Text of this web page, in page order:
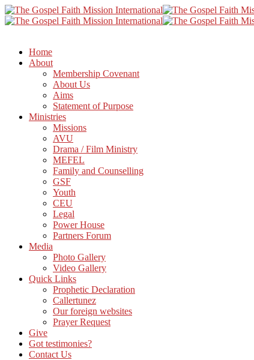
Home
About
Membership Covenant
About Us
Aims
Statement of Purpose
Ministries
Missions
AVU
Drama / Film Ministry
MEFEL
Family and Counselling
GSF
Youth
CEU
Legal
Power House
Partners Forum
Media
Photo Gallery
Video Gallery
Quick Links
Prophetic Declaration
Callertunez
Our foreign websites
Prayer Request
Give
Got testimonies?
Contact Us